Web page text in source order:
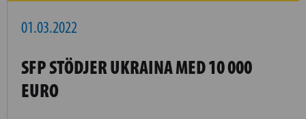
01.03.2022
SFP STÖDJER UKRAINA MED 10 000
EURO